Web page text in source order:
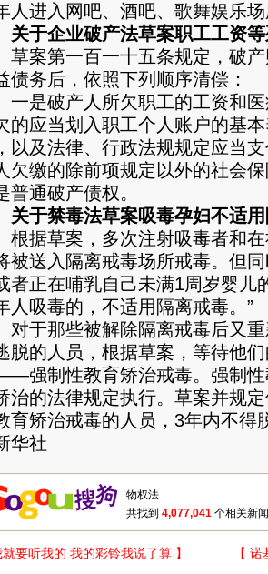
人进入网吧、酒吧、歌舞娱乐
于企业破产法草案职工工资等
案第一百一十五条规定，破产
债务后，依照下列顺序清偿：
是破产人所欠职工的工资和医
的应当划入职工个人账户的基
以及法律、行政法规规定应当
欠缴的除前项规定以外的社会
普通破产债权。
于禁毒法草案吸毒孕妇不适用
据草案，多次注射吸毒者和在
被送入隔离戒毒场所戒毒。但
者正在哺乳自己未满1周岁婴儿
人吸毒的，不适用隔离戒毒。”
于那些被解除隔离戒毒后又重
脱的人员，根据草案，等待他
强制性教育矫治戒毒。强制性
治的法律规定执行。草案并规
育矫治戒毒的人员，3年内不得
华社
共找到 4,077,041 个相关新